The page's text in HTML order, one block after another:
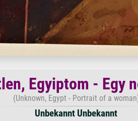
Egyiptom - Egy
(Unknown, Egypt - Portrait of a
Unbekannt Unbekannt